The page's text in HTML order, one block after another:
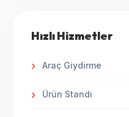
Hızlı Hizmetler
Araç Giydirme
Ürün Standı